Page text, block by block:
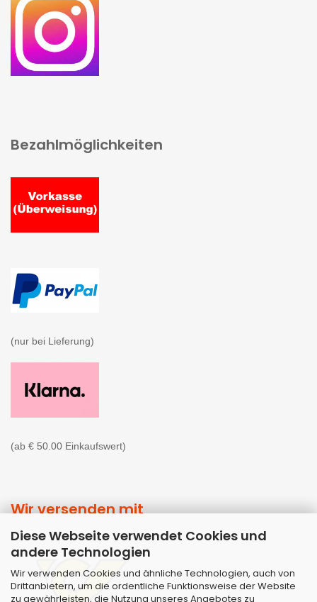
Diese Webseite verwendet Cookies und
andere Technologien
Wir verwenden Cookies und ähnliche Technologien, auch von
Drittanbietern, um die ordentliche Funktionsweise der Website
zu gewährleisten, die Nutzung unseres Angebotes zu
Bezahlmöglichkeiten
(nur bei Lieferung)
(ab € 50.00 Einkaufswert)
Wir versenden mit